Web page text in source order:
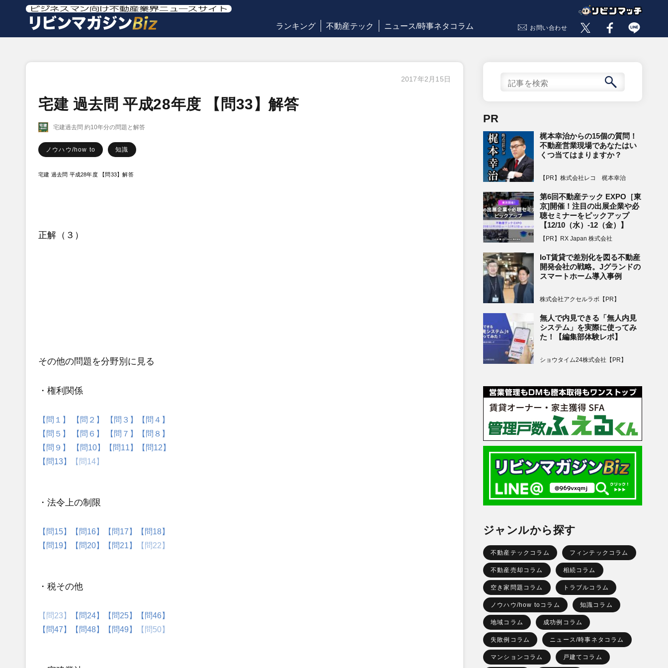
ランキング 不動産テック ニュース/時事ネタコラム お問い合わせ
2017年2月15日
宅建 過去問 平成28年度 【問33】解答
宅建過去問 約10年分の問題と解答
ノウハウ/how to 知識
宅建 過去問 平成28年度 【問33】解答
正解（３）
その他の問題 を分野別に見る
・権利関係
【問１】 【問２】 【問３】
【問４】
【問５】
【問６】 【問７】
【問８】
【問９】
【問10】 【問11】
【問12】
【問13】
【問14】
・法令上の制限
【問15】 【問16】 【問17】
【問18】
【問19】
【問20】 【問21】 【問22】
・税その他
【問23】 【問24】 【問25】
【問46】
【問47】
【問48】 【問49】 【問50】
PR
梶本幸治からの15個の質問！
不動産営業現場であなたはい
くつ当てはまりますか？
【PR】株式会社レコ 梶本幸治
第6回不動産テック EXPO［東
京]開催！注目の出展企業や必
聴セミナーをピックアップ
【12/10（水）-12（金）】
【PR】RX Japan 株式会社
IoT賃貸で差別化を図る不動産
開発会社の戦略。Jグランドの
スマートホーム導入事例
株式会社アクセルラボ【PR】
無人で内見できる「無人内見
システム」を実際に使ってみ
た！【編集部体験レポ】
ショウタイム24株式会社【PR】
ジャンルから探す
不動産テックコラム フィンテックコラム
不動産売却コラム 相続コラム
空き家問題コラム トラブルコラム
ノウハウ/how toコラム 知識コラム
地域コラム 成功例コラム
失敗例コラム ニュース/時事ネタコラム
マンションコラム 戸建てコラム